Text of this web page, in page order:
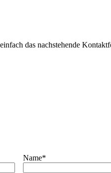
das nachstehende
Name*